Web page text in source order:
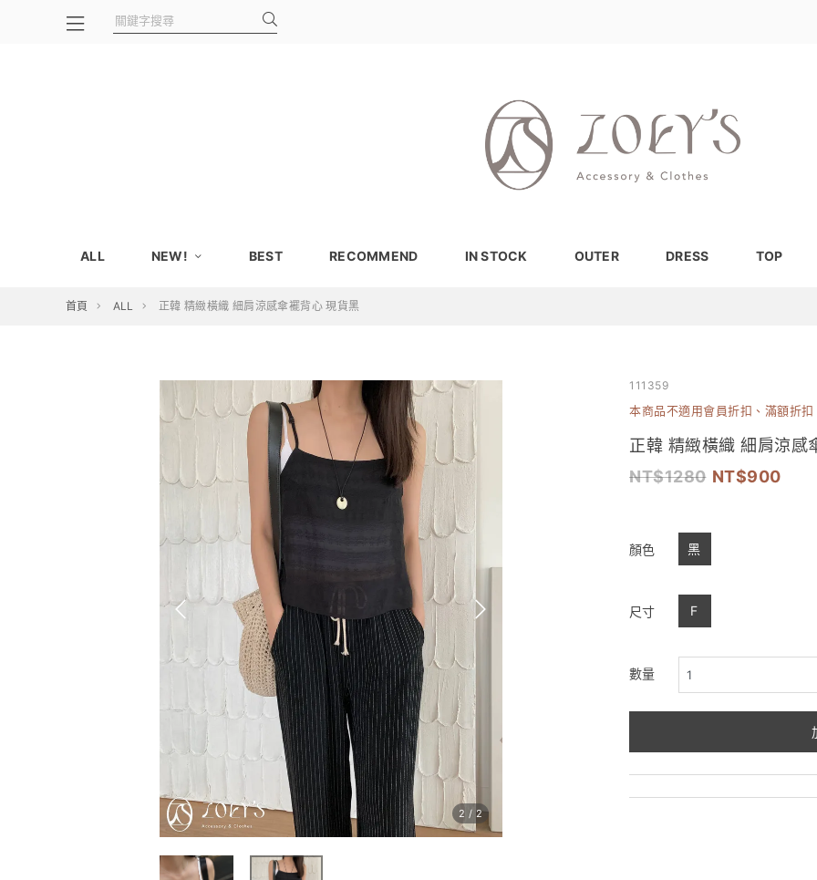
ALL NEW! BEST RECOMMEND IN STOCK OUTER DRESS TOP
首頁 ALL 正韓 精緻橫織 細肩涼感傘襬背心 現貨黑
2 / 2
111359
本商品不適用會員折扣、滿額折扣
正韓 精緻橫織 細肩涼感
1280
900
顏色 黑
尺寸 F
數量